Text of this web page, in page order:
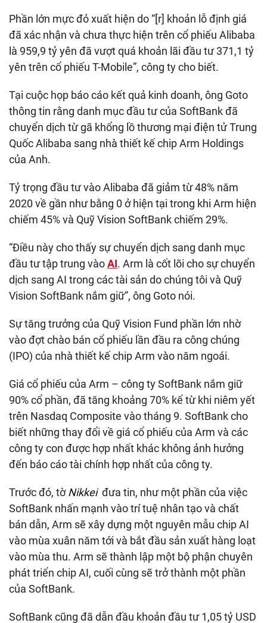
Phần lớn mực đỏ xuất hiện do “[r] khoản lỗ định giá
đã xác nhận và chưa thực hiện trên cổ phiếu Alibaba
là 959,9 tỷ yên đã vượt quá khoản lãi đầu tư 371,1 tỷ
yên trên cổ phiếu T-Mobile”, công ty cho biết.
Tại cuộc họp báo cáo kết quả kinh doanh, ông Goto
thông tin rằng danh mục đầu tư của SoftBank đã
chuyển dịch từ gã khổng lồ thương mại điện tử Trung
Quốc Alibaba sang nhà thiết kế chip Arm Holdings
của Anh.
Tỷ trọng đầu tư vào Alibaba đã giảm từ 48% năm
2020 về gần như bằng 0 ở hiện tại trong khi Arm hiện
chiếm 45% và Quỹ Vision SoftBank chiếm 29%.
“Điều này cho thấy sự chuyển dịch sang danh mục
đầu tư tập trung vàoAI. Arm là cốt lõi cho sự chuyển
dịch sang AI trong các tài sản do chúng tôi và Quỹ
Vision SoftBank nắm giữ”, ông Goto nói.
Sự tăng trưởng của Quỹ Vision Fund phần lớn nhờ
vào đợt chào bán cổ phiếu lần đầu ra công chúng
(IPO) của nhà thiết kế chip Arm vào năm ngoái.
Giá cổ phiếu của Arm – công ty SoftBank nắm giữ
90% cổ phần, đã tăng khoảng 70% kể từ khi niêm yết
trên Nasdaq Composite vào tháng 9. SoftBank cho
biết những thay đổi về giá cổ phiếu của Arm và các
công ty con được hợp nhất khác không ảnh hưởng
đến báo cáo tài chính hợp nhất của công ty.
Trước đó, tờNikkei đưa tin, như một phần của việc
SoftBank nhấn mạnh vào trí tuệ nhân tạo và chất
bán dẫn, Arm sẽ xây dựng một nguyên mẫu chip AI
vào mùa xuân năm tới và bắt đầu sản xuất hàng loạt
vào mùa thu. Arm sẽ thành lập một bộ phận chuyên
phát triển chip AI, cuối cùng sẽ trở thành một phần
của SoftBank.
SoftBank cũng đã dẫn đầu khoản đầu tư 1,05 tỷ USD